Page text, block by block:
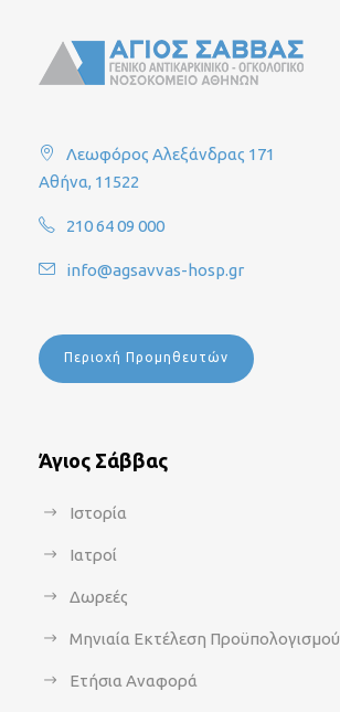
Λεωφόρος Αλεξάνδρας 171
Αθήνα, 11522
210 64 09 000
info@agsavvas-hosp.gr
Περιοχή Προμηθευτών
Άγιος Σάββας
Ιστορία
Ιατροί
Δωρεές
Μηνιαία Εκτέλεση Προϋπολογισμού
Ετήσια Αναφορά